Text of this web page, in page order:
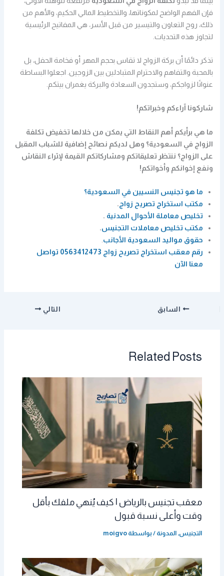
فإن الفهم الواضح لمكوناتها، والتخطيط المالي الحكيم، والأهم من
ذلك، روح التعاون والتيسير من قبل الأسر، هي المفاتيح الرئيسية
لتجاوز هذه التحديات.
تذكر دائمًا أن بركة الزواج لا تقاس بحجم المهر أو فخامة الحفل، بل
بالمحبة والتفاهم والاحترام المتبادلين بين الزوجين. اجعلوا البساطة
عنوانًا لزواجكم، وستجدون السعادة والبركة يغمران بيتكم.
شاركونا آراءكم وخبراتكم!
ما هي برأيكم أهم النقاط التي يمكن من خلالها تخفيض تكلفة
الزواج في السعودية؟ وهل لديكم نصائح إضافية للشباب المقبل
على الزواج؟ ننتظر تعليقاتكم ومشاركاتكم القيمة لإثراء النقاش
ونفع إخوانكم وأخواتكم!
ما هو تجنيس النسيين في السعودية؟
مكتب استخراج تصريح زواج .
تخليص معاملة الأحوال المدنية .
مكتب تخليص معاملات التجنيس.
حقوق مواليد السعودية الأجانب
رقم معقب استخراج تصريح زواج 0563412473 تواصل
معنا الآن
السابق التالي
Related Posts
معقب تجنيس بالرياض | كيف يُنهي ملفك بأقل
وقت وأعلى نسبة قبول
التجنيس,المدونة / بواسطة moigvo